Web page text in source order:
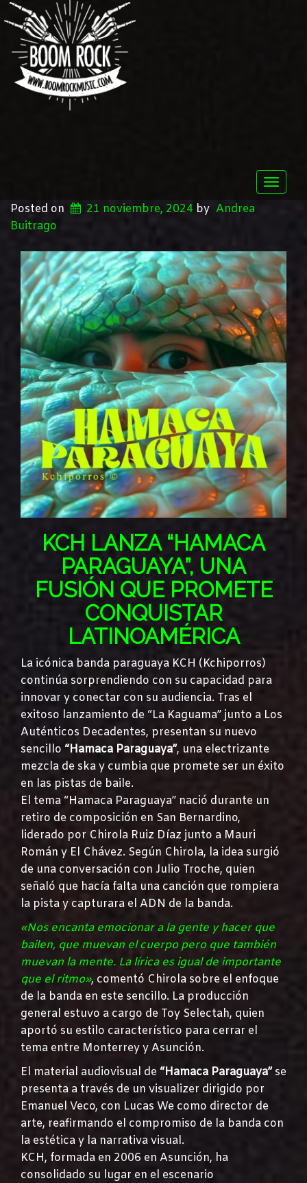
Toggle
Posted on 21 noviembre, 2024 by Andrea
Buitrago
KCH LANZA “HAMACA
PARAGUAYA”, UNA
FUSIÓN QUE PROMETE
CONQUISTAR
LATINOAMÉRICA
La icónica banda paraguaya KCH (Kchiporros)
continúa sorprendiendo con su capacidad para
innovar y conectar con su audiencia. Tras el
exitoso lanzamiento de “La Kaguama” junto a Los
Auténticos Decadentes, presentan su nuevo
sencillo “Hamaca Paraguaya”, una electrizante
mezcla de ska y cumbia que promete ser un éxito
en las pistas de baile.
El tema “Hamaca Paraguaya” nació durante un
retiro de composición en San Bernardino,
liderado por Chirola Ruiz Díaz junto a Mauri
Román y El Chávez. Según Chirola, la idea surgió
de una conversación con Julio Troche, quien
señaló que hacía falta una canción que rompiera
la pista y capturara el ADN de la banda.
«Nos encanta emocionar a la gente y hacer que
bailen, que muevan el cuerpo pero que también
muevan la mente. La lírica es igual de importante
que el ritmo», comentó Chirola sobre el enfoque
de la banda en este sencillo. La producción
general estuvo a cargo de Toy Selectah, quien
aportó su estilo característico para cerrar el
tema entre Monterrey y Asunción.
El material audiovisual de “Hamaca Paraguaya” se
presenta a través de un visualizer dirigido por
Emanuel Veco, con Lucas We como director de
arte, reafirmando el compromiso de la banda con
la estética y la narrativa visual.
KCH, formada en 2006 en Asunción, ha
consolidado su lugar en el escenario